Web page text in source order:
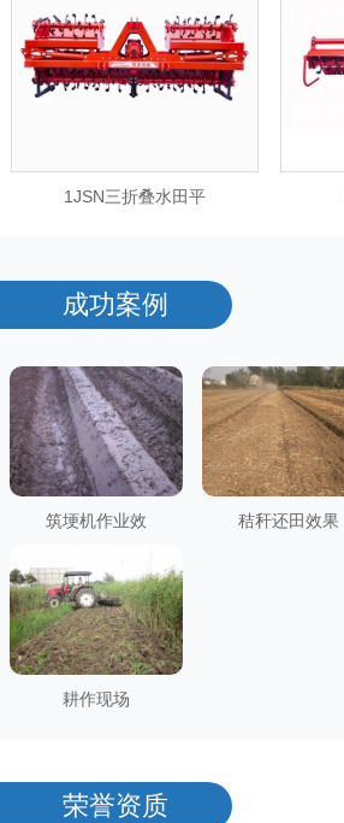
1JSN三折叠水田平
成功案例
筑埂机作业效 秸秆还田效果
耕作现场
荣誉资质